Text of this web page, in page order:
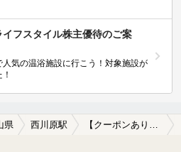
イフスタイル株主優待のご案
人気の温浴施設に行こう！対象施設が
県 西川原駅 【クーポンあり】切り傷に効能がある西川原駅近くの温泉、日帰り温泉、スーパー銭湯おすすめ